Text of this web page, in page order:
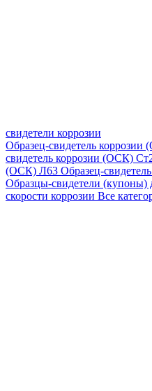
свидетели коррозии
Образец-свидетель
свидетель коррозии (ОСК)
(ОСК) Л63 Образец-
Образцы-свидетели (купоны)
скорости коррозии Все